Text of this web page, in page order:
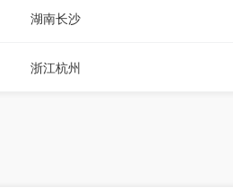
湖南长沙
浙江杭州